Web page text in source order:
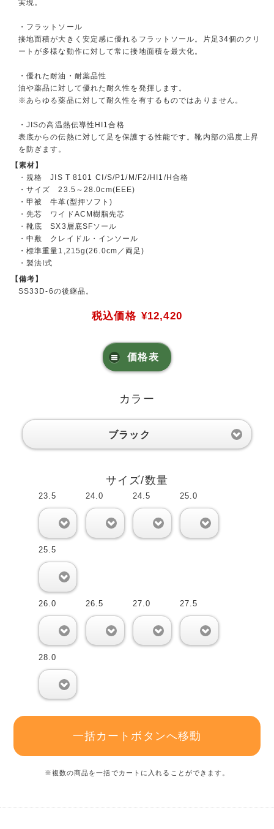
実現。
・フラットソール
接地面積が大きく安定感に優れるフラットソール。片足34個のクリ
ートが多様な動作に対して常に接地面積を最大化。
・優れた耐油・耐薬品性
油や薬品に対して優れた耐久性を発揮します。
※あらゆる薬品に対して耐久性を有するものではありません。
・JISの高温熱伝導性HI1合格
表底からの伝熱に対して足を保護する性能です。靴内部の温度上昇
を防ぎます。
【素材】
・規格 JIS T 8101 CⅠ/S/P1/M/F2/HI1/H合格
・サイズ 23.5～28.0cm(EEE)
・甲被 牛革(型押ソフト)
・先芯 ワイドACM樹脂先芯
・靴底 SX3層底SFソール
・中敷 クレイドル・インソール
・標準重量1,215g(26.0cm／両足)
・製法I式
【備考】
SS33D-6の後継品。
税込価格 ¥12,420
価格表
カラー
ブラック
サイズ/数量
23.5 24.0 24.5 25.0
25.5
26.0 26.5 27.0 27.5
28.0
一括カートボタンへ移動
※複数の商品を一括でカートに入れることができます。